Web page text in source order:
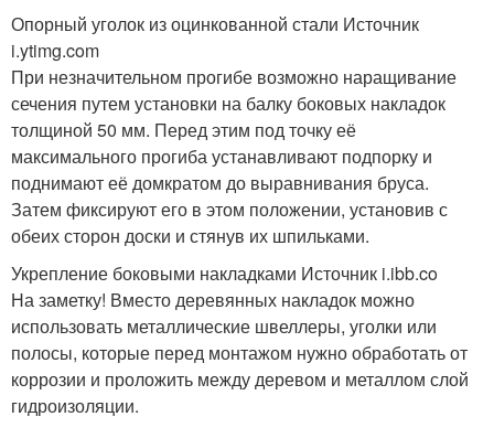
Опорный уголок из оцинкованной стали Источник
i.ytimg.com
При незначительном прогибе возможно наращивание
сечения путем установки на балку боковых накладок
толщиной 50 мм. Перед этим под точку её
максимального прогиба устанавливают подпорку и
поднимают её домкратом до выравнивания бруса.
Затем фиксируют его в этом положении, установив с
обеих сторон доски и стянув их шпильками.
Укрепление боковыми накладками Источник i.ibb.co
На заметку! Вместо деревянных накладок можно
использовать металлические швеллеры, уголки или
полосы, которые перед монтажом нужно обработать от
коррозии и проложить между деревом и металлом слой
гидроизоляции.